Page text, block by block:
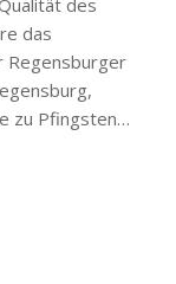
des
das
Regensburger
zu Pfingsten…